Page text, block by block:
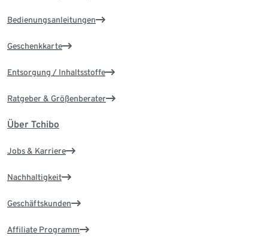
Bedienungsanleitungen
Geschenkkarte
Entsorgung / Inhaltsstoffe
Ratgeber & Größenberater
Über Tchibo
Jobs & Karriere
Nachhaltigkeit
Geschäftskunden
Affiliate Programm